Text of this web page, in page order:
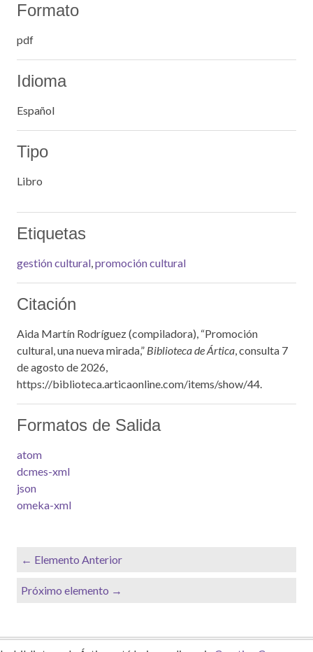
Formato
pdf
Idioma
Español
Tipo
Libro
Etiquetas
gestión cultural,promoción cultural
Citación
Aida Martín Rodríguez (compiladora), “Promoción
cultural, una nueva mirada,” Biblioteca de Ártica, consulta 7
de agosto de 2026,
https://biblioteca.articaonline.com/items/show/44.
Formatos de Salida
atom
dcmes-xml
json
omeka-xml
← Elemento Anterior
Próximo elemento →